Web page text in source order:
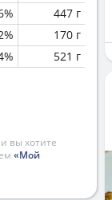
447 г
170 г
521 г
вы хотите
«Мой